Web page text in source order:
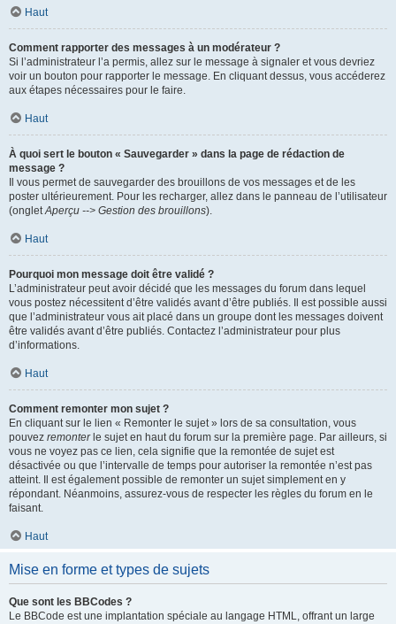
Haut
Comment rapporter des messages à un modérateur ?
Si l’administrateur l’a permis, allez sur le message à signaler et vous devriez
voir un bouton pour rapporter le message. En cliquant dessus, vous accéderez
aux étapes nécessaires pour le faire.
Haut
À quoi sert le bouton « Sauvegarder » dans la page de rédaction de
message ?
Il vous permet de sauvegarder des brouillons de vos messages et de les
poster ultérieurement. Pour les recharger, allez dans le panneau de l’utilisateur
(ongletAperçu --> Gestion des brouillons).
Haut
Pourquoi mon message doit être validé ?
L’administrateur peut avoir décidé que les messages du forum dans lequel
vous postez nécessitent d’être validés avant d’être publiés. Il est possible aussi
que l’administrateur vous ait placé dans un groupe dont les messages doivent
être validés avant d’être publiés. Contactez l’administrateur pour plus
d’informations.
Haut
Comment remonter mon sujet ?
En cliquant sur le lien « Remonter le sujet » lors de sa consultation, vous
pouvez remonterle sujet en haut du forum sur la première page. Par ailleurs, si
vous ne voyez pas ce lien, cela signifie que la remontée de sujet est
désactivée ou que l’intervalle de temps pour autoriser la remontée n’est pas
atteint. Il est également possible de remonter un sujet simplement en y
répondant. Néanmoins, assurez-vous de respecter les règles du forum en le
faisant.
Haut
Mise en forme et types de sujets
Que sont les BBCodes ?
Le BBCode est une implantation spéciale au langage HTML, offrant un large